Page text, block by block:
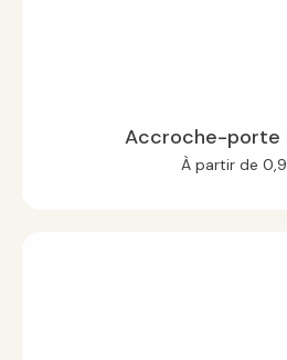
Accroche-porte
À partir de